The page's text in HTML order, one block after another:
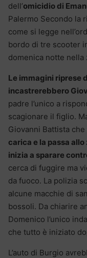
dell’omicidio di
Palermo Secondo la
come si legge
bordo di tre scooter
domenica notte nella
Le immagini riprese
incastrerebbero
padre l’unico a
scagionare il figlio.
Giovanni Battista che
carica e la passa
inizia a sparare
cerca di fuggire ma
da fuoco. La polizia
alcune macchie di
bossoli. Da chiarire
Domenico l’unico
che tutto è iniziato
L’auto di Burgio